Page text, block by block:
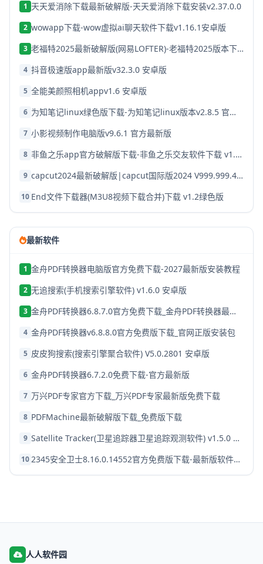
1 天天爱消除下载最新破解版-天天爱消除下载安装v2.37.0.0
2 wowapp下载-wow虚拟ai聊天软件下载v1.16.1安卓版
3 老福特2025最新破解版(网易LOFTER)-老福特2025版本下载v8.1.22
4 抖音极速版app最新版v32.3.0 安卓版
5 全能美颜照相机appv1.6 安卓版
6 为知笔记linux绿色版下载-为知笔记linux版本v2.8.5 官方破解版
7 小影视频制作电脑版v9.6.1 官方最新版
8 非鱼之乐app官方破解版下载-非鱼之乐交友软件下载 v1.3.9安卓版
9 capcut2024最新破解版|capcut国际版2024 V999.999.45 安卓版下载
10 End文件下载器(M3U8视频下载合并)下载 v1.2绿色版
最新软件
1 金舟PDF转换器电脑版官方免费下载-2027最新版安装教程
2 无追搜索(手机搜索引擎软件) v1.6.0 安卓版
3 金舟PDF转换器6.8.7.0官方免费下载_金舟PDF转换器最新版下载
4 金舟PDF转换器v6.8.8.0官方免费版下载_官网正版安装包
5 皮皮狗搜索(搜索引擎聚合软件) V5.0.2801 安卓版
6 金舟PDF转换器6.7.2.0免费下载-官方最新版
7 万兴PDF专家官方下载_万兴PDF专家最新版免费下载
8 PDFMachine最新破解版下载_免费版下载
9 Satellite Tracker(卫星追踪器卫星追踪观测软件) v1.5.0 安卓版
10 2345安全卫士8.16.0.14552官方免费版下载-最新版软件安装
人人软件园